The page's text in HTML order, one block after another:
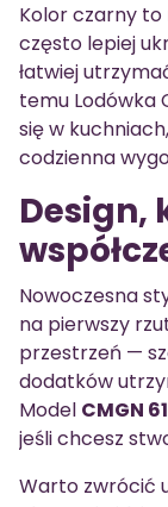
Kolor czarny to
często lepiej
łatwiej
temu Lodówka
się w
codzienna
Design,
Nowoczesna
na pierwszy
przestrzeń —
dodatków
Model CMGN
jeśli chcesz
Warto zwrócić